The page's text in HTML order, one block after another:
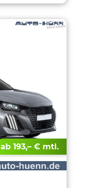
ab 193,– € mtl.